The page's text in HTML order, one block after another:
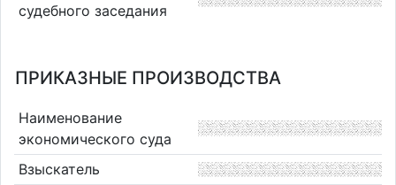
судебного заседания
ПРИКАЗНЫЕ ПРОИЗВОДСТВА
Наименование
экономического суда
Взыскатель